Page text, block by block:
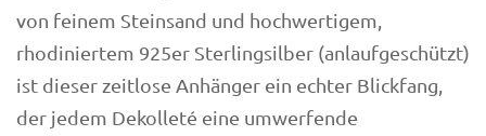
von feinem Steinsand und hochwertigem,
rhodiniertem 925er Sterlingsilber (anlaufgeschützt)
ist dieser zeitlose Anhänger ein echter Blickfang,
der jedem Dekolleté eine umwerfende